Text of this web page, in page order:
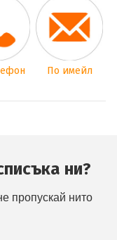
По имейл
ни?
пропускай нито